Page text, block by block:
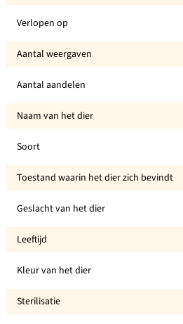
Verlopen op
Aantal weergaven
Aantal aandelen
Naam van het dier
Soort
Toestand waarin het dier zich bevindt
Geslacht van het dier
Leeftijd
Kleur van het dier
Sterilisatie